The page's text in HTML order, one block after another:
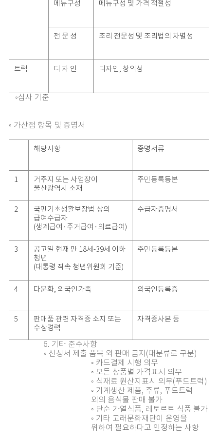
메뉴구성 메뉴구성 및 가격 적절성
전 문 성 조리 전문성 및 조리법의 차별성
트럭 디 자 인 디자인, 창의성
◦심사 기준
◦ 가산점 항목 및 증명서
해당사항 증명서류
1
거주지 또는 사업장이
울산광역시 소재
주민등록등본
2
국민기초생활보장법 상의
급여수급자
(생계급여·주거급여·의료급여)
수급자증명서
3
공고일 현재 만 18세-39세 이하
청년
(대통령 직속 청년위원회 기준)
주민등록등본
4 다문화, 외국인가족 외국인등록증
5
판매품 관련 자격증 소지 또는
수상경력
자격증사본 등
6. 기타 준수사항
◦ 신청서 제출 품목 외 판매 금지(대분류로 구분)
◦ 카드결제 시행 의무
◦ 모든 상품별 가격표시 의무
◦ 식재료 원산지표시 의무(푸드트럭)
◦ 기계생산 제품, 주류, 푸드트럭
외의 음식물 판매 불가
◦ 단순 가열식품, 레토르트 식품 불가
◦ 기타 고래문화재단이 운영을
위하여 필요하다고 인정하는 사항